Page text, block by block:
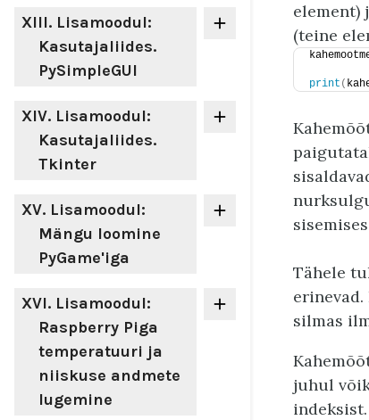
XIII. Lisamoodul:
Kasutajaliides.
PySimpleGUI
XIV. Lisamoodul:
Kasutajaliides.
Tkinter
XV. Lisamoodul:
Mängu loomine
PyGame'iga
XVI. Lisamoodul:
Raspberry Piga
temperatuuri ja
niiskuse andmete
lugemine
element)
(teine
print (
Tähele
silmas
juhul